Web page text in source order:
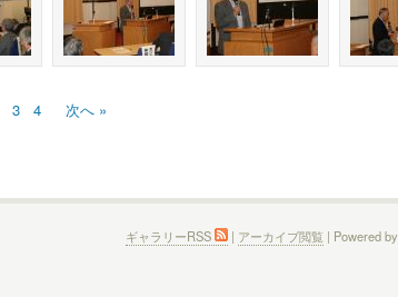
3 4 次へ »
ギャラリーRSS | アーカイブ閲覧 | Powered by